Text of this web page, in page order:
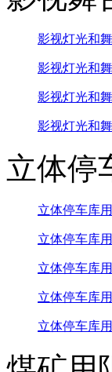
影视灯光和
影视灯光和
影视灯光和
影视灯光和
立体停
立体停车库
立体停车库
立体停车库
立体停车库
立体停车库